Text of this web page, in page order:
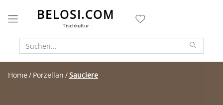
BELOSI.COM
Tischkultur
Home Porzellan Sauciere